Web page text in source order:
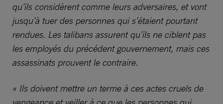
qu’ils considèrent comme leurs adversaires, et vont
jusqu’à tuer des personnes qui s’étaient pourtant
rendues. Les talibans assurent qu’ils ne ciblent pas
les employés du précédent gouvernement, mais ces
assassinats prouvent le contraire.
« Ils doivent mettre un terme à ces actes cruels de
vengeance et veiller à ce que les personnes qui